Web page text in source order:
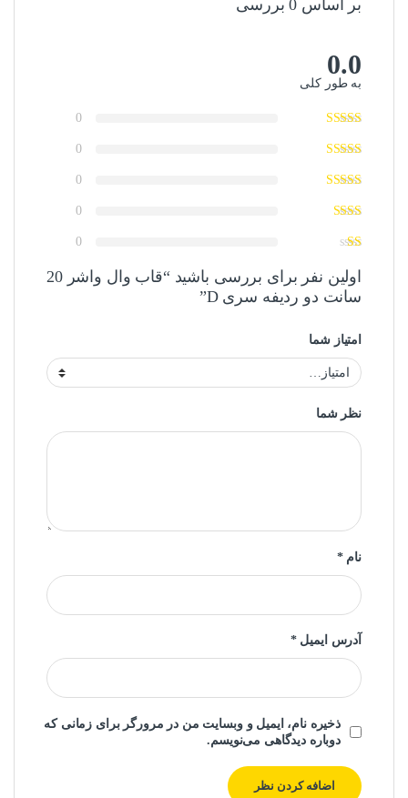
بر اساس 0 بررسی
0.0
به طور کلی
0
0
0
0
0
اولین نفر برای بررسی باشید “قاب وال واشر 20
سانت دو ردیفه سری D”
امتیاز شما
نظر شما
نام*
آدرس ایمیل*
ذخیره نام، ایمیل و وبسایت من در مرورگر برای زمانی که
دوباره دیدگاهی می‌نویسم.